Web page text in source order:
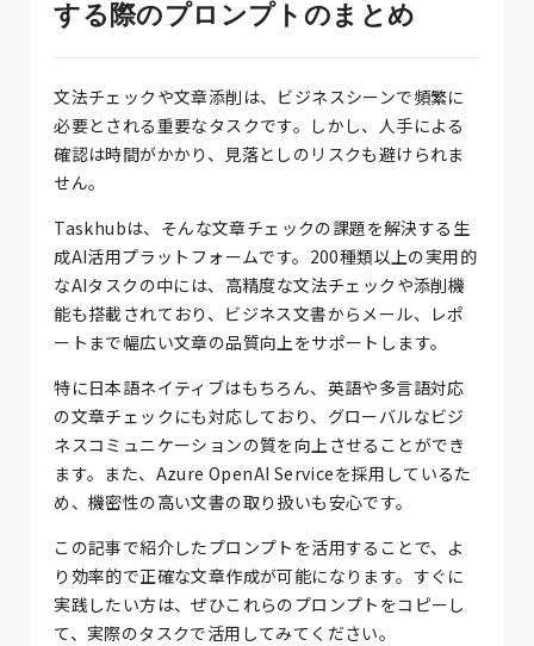
する際のプロンプトのまとめ
文法チェックや文章添削は、ビジネスシーンで頻繁に
必要とされる重要なタスクです。しかし、人手による
確認は時間がかかり、見落としのリスクも避けられま
せん。
Taskhubは、そんな文章チェックの課題を解決する生
成AI活用プラットフォームです。200種類以上の実用的
なAIタスクの中には、高精度な文法チェックや添削機
能も搭載されており、ビジネス文書からメール、レポ
ートまで幅広い文章の品質向上をサポートします。
特に日本語ネイティブはもちろん、英語や多言語対応
の文章チェックにも対応しており、グローバルなビジ
ネスコミュニケーションの質を向上させることができ
ます。また、Azure OpenAI Serviceを採用しているた
め、機密性の高い文書の取り扱いも安心です。
この記事で紹介したプロンプトを活用することで、よ
り効率的で正確な文章作成が可能になります。すぐに
実践したい方は、ぜひこれらのプロンプトをコピーし
て、実際のタスクで活用してみてください。